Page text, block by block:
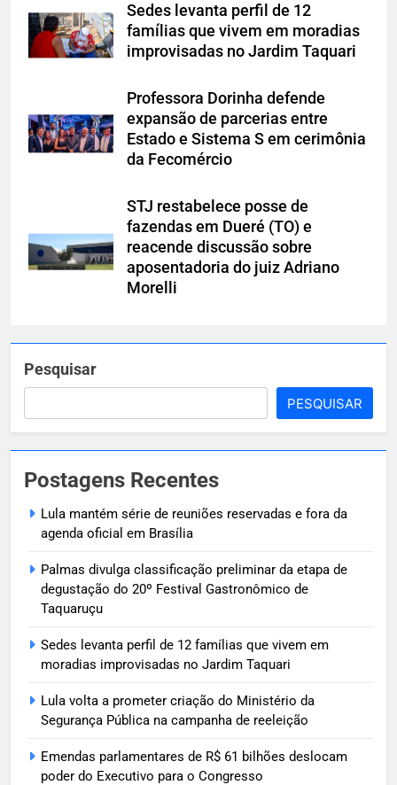
Sedes levanta perfil de 12
famílias que vivem em moradias
improvisadas no Jardim Taquari
Professora Dorinha defende
expansão de parcerias entre
Estado e Sistema S em cerimônia
da Fecomércio
STJ restabelece posse de
fazendas em Dueré (TO) e
reacende discussão sobre
aposentadoria do juiz Adriano
Morelli
Pesquisar
PESQUISAR
Postagens Recentes
Lula mantém série de reuniões reservadas e fora da
agenda oficial em Brasília
Palmas divulga classificação preliminar da etapa de
degustação do 20º Festival Gastronômico de
Taquaruçu
Sedes levanta perfil de 12 famílias que vivem em
moradias improvisadas no Jardim Taquari
Lula volta a prometer criação do Ministério da
Segurança Pública na campanha de reeleição
Emendas parlamentares de R$ 61 bilhões deslocam
poder do Executivo para o Congresso